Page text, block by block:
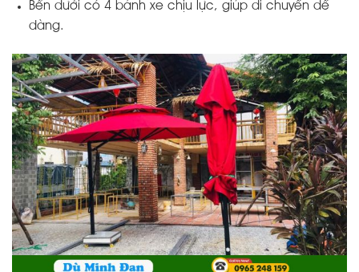
Bến dưới có 4 bánh xe chịu lực, giúp di chuyển dể
dàng.